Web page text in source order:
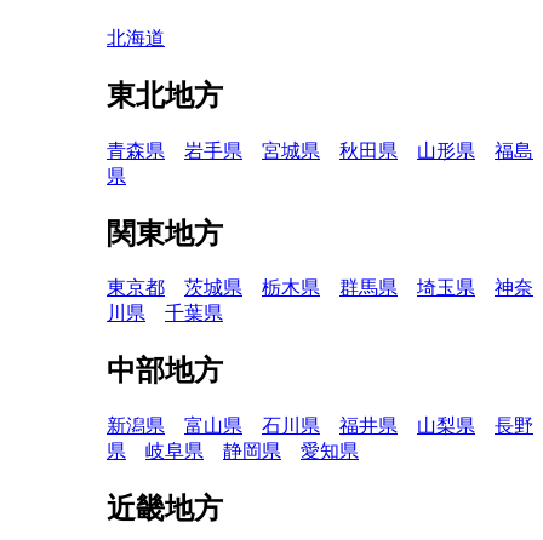
北海道
東北地方
青森県 岩手県 宮城県 秋田県 山形県
福島
県
関東地方
東京都 茨城県 栃木県 群馬県 埼玉県
神奈
川県
千葉県
中部地方
新潟県 富山県 石川県 福井県 山梨県
長野
県
岐阜県 静岡県 愛知県
近畿地方